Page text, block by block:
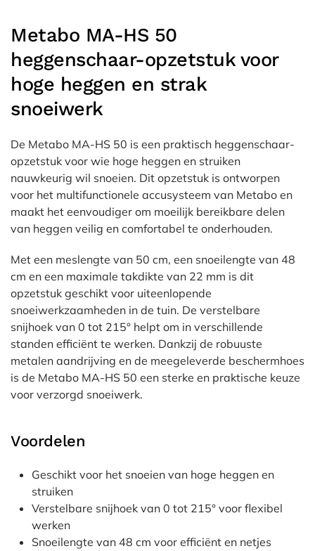
Metabo MA-HS 50
heggenschaar-opzetstuk voor
hoge heggen en strak
snoeiwerk
De Metabo MA-HS 50 is een praktisch heggenschaar-
opzetstuk voor wie hoge heggen en struiken
nauwkeurig wil snoeien. Dit opzetstuk is ontworpen
voor het multifunctionele accusysteem van Metabo en
maakt het eenvoudiger om moeilijk bereikbare delen
van heggen veilig en comfortabel te onderhouden.
Met een meslengte van 50 cm, een snoeilengte van 48
cm en een maximale takdikte van 22 mm is dit
opzetstuk geschikt voor uiteenlopende
snoeiwerkzaamheden in de tuin. De verstelbare
snijhoek van 0 tot 215° helpt om in verschillende
standen efficiënt te werken. Dankzij de robuuste
metalen aandrijving en de meegeleverde beschermhoes
is de Metabo MA-HS 50 een sterke en praktische keuze
voor verzorgd snoeiwerk.
Voordelen
Geschikt voor het snoeien van hoge heggen en
struiken
Verstelbare snijhoek van 0 tot 215° voor flexibel
werken
Snoeilengte van 48 cm voor efficiënt en netjes